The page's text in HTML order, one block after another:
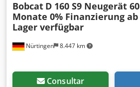
Nürtingen 8.447 km
Bobcat D 160 S9 Neugerät 60
Monate 0% Finanzierung ab
Lager verfügbar
Consultar